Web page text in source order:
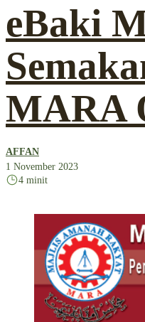
eBaki
MARA
AFFAN
1 November 2023
4 minit